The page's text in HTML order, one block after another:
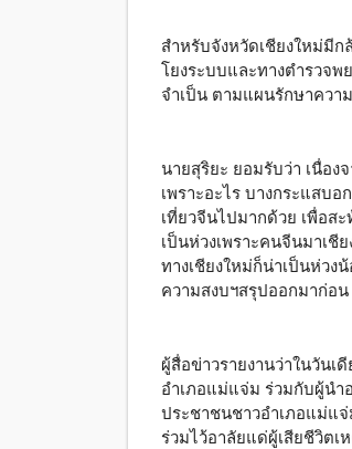
สำหรับจังหวัดเชียงใหม่มีก
โยงระบบและทางตำรวจ
จำเป็น ตามแผนรักษาคว
นายสุริยะ ยอมรับว่า เนื่อง
เพราะอะไร บางกระแสบ
เที่ยวจีนไปมากด้วย เพื่อส
เป็นห่วงเพราะคนจีนมาเชี
ทางเชียงใหม่ก็น่าเป็นห่วง
ความสงบฯสรุปออกมาก่อน
ผู้สื่อข่าวรายงานว่าในวัน
อำเภอแม่แจ่ม ร่วมกับผู้นำ
ประชาชนชาวอำเภอแม่แจ่
ร่วมไว้อาลัยแด่ผู้เสียชีวิต